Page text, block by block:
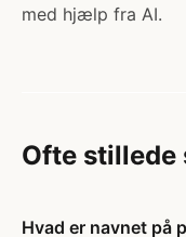
med hjælp fra AI.
Ofte stillede
Hvad er navnet på